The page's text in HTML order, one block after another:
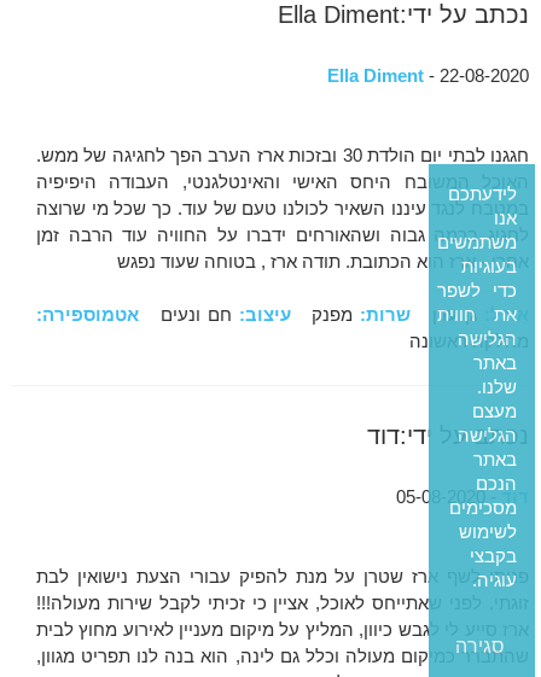
נכתב על ידי:Ella Diment
Ella Diment - 22-08-2020
חגגנו לבתי יום הולדת 30 ובזכות ארז הערב הפך לחגיגה של ממש.
האוכל המשובח היחס האישי והאינטלגנטי, העבודה היפיפיה
במטבח לנגד עיננו השאיר לכולנו טעם של עוד. כך שכל מי שרוצה
לחגוג ברמה גבוה ושהאורחים ידברו על החוויה עוד הרבה זמן
אחרי - ארז הוא הכתובת. תודה ארז , בטוחה שעוד נפגש
אוכל: גן עדן שרות: מפנקעיצוב: חם ונעים אטמוספירה:
מחלקה ראשונה
נכתב על ידי:דוד
פניתי לשף ארז שטרן על מנת להפיק עבורי הצעת נישואין לבת
זוגתי. לפני שאתייחס לאוכל, אציין כי זכיתי לקבל שירות מעולה!!!
ארז סייע לי לגבש כיוון, המליץ על מיקום מעניין לאירוע מחוץ לבית
שהתברר כמיקום מעולה וכלל גם לינה, הוא בנה לנו תפריט מגוון,
לידעתכם
אנו
משתמשים
בעוגיות
כדי לשפר
את חווית
הגלישה
באתר
שלנו.
מעצם
הגלישה
באתר
הנכם
מסכימים
לשימוש
בקבצי
עוגיה.
סגירה